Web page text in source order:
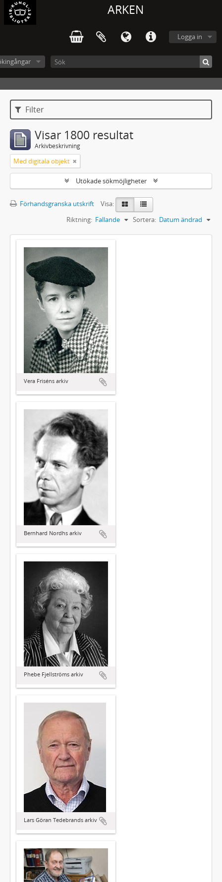
ARKEN
Logga in
Filter
Visar 1800 resultat
Arkivbeskrivning
Med digitala objekt
Utökade sökmöjligheter
Förhandsgranska utskrift
Visa:
Sortera: Datum ändrad
Riktning: Fallande
Vera Friséns arkiv
Bernhard Nordhs arkiv
Phebe Fjellströms arkiv
Lars Göran Tedebrands arkiv